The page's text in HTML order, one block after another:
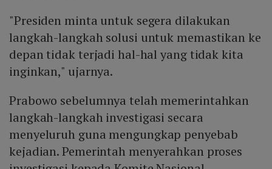
"Presiden minta untuk segera dilakukan
langkah-langkah solusi untuk memastikan ke
depan tidak terjadi hal-hal yang tidak kita
inginkan," ujarnya.
Prabowo sebelumnya telah memerintahkan
langkah-langkah investigasi secara
menyeluruh guna mengungkap penyebab
kejadian. Pemerintah menyerahkan proses